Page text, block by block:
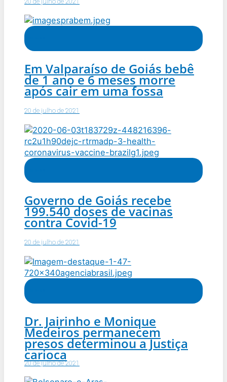
Em Valparaíso de Goiás bebê
de 1 ano e 6 meses morre
após cair em uma fossa
20 de julho de 2021
Governo de Goiás recebe
199.540 doses de vacinas
contra Covid-19
20 de julho de 2021
Dr. Jairinho e Monique
Medeiros permanecem
presos determinou a Justiça
carioca
20 de julho de 2021